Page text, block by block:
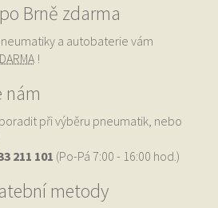
Brně zdarma
a autobaterie vám
!
nám
při výběru pneumatik, nebo
211 101 (Po-Pá 7:00 - 16:00 hod.)
metody